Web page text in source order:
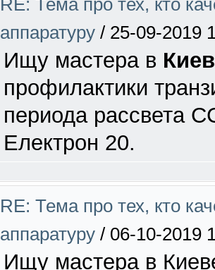
RE: Тема про тех, кто
аппаратуру / 25-09-2019
Ищу мастера в
профилактики
периода рассвета
Електрон 20.
RE: Тема про тех, кто
аппаратуру / 06-10-2019
Ищу мастера в